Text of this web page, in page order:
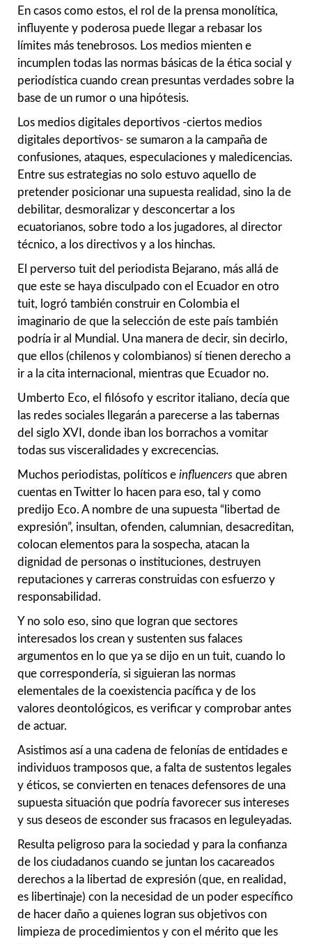
En casos como estos, el rol de la prensa monolítica,
influyente y poderosa puede llegar a rebasar los
límites más tenebrosos. Los medios mienten e
incumplen todas las normas básicas de la ética social y
periodística cuando crean presuntas verdades sobre la
base de un rumor o una hipótesis.
Los medios digitales deportivos -ciertos medios
digitales deportivos- se sumaron a la campaña de
confusiones, ataques, especulaciones y maledicencias.
Entre sus estrategias no solo estuvo aquello de
pretender posicionar una supuesta realidad, sino la de
debilitar, desmoralizar y desconcertar a los
ecuatorianos, sobre todo a los jugadores, al director
técnico, a los directivos y a los hinchas.
El perverso tuit del periodista Bejarano, más allá de
que este se haya disculpado con el Ecuador en otro
tuit, logró también construir en Colombia el
imaginario de que la selección de este país también
podría ir al Mundial. Una manera de decir, sin decirlo,
que ellos (chilenos y colombianos) sí tienen derecho a
ir a la cita internacional, mientras que Ecuador no.
Umberto Eco, el filósofo y escritor italiano, decía que
las redes sociales llegarán a parecerse a las tabernas
del siglo XVI, donde iban los borrachos a vomitar
todas sus visceralidades y excrecencias.
Muchos periodistas, políticos e influencers que abren
cuentas en Twitter lo hacen para eso, tal y como
predijo Eco. A nombre de una supuesta “libertad de
expresión”, insultan, ofenden, calumnian, desacreditan,
colocan elementos para la sospecha, atacan la
dignidad de personas o instituciones, destruyen
reputaciones y carreras construidas con esfuerzo y
responsabilidad.
Y no solo eso, sino que logran que sectores
interesados los crean y sustenten sus falaces
argumentos en lo que ya se dijo en un tuit, cuando lo
que correspondería, si siguieran las normas
elementales de la coexistencia pacífica y de los
valores deontológicos, es verificar y comprobar antes
de actuar.
Asistimos así a una cadena de felonías de entidades e
individuos tramposos que, a falta de sustentos legales
y éticos, se convierten en tenaces defensores de una
supuesta situación que podría favorecer sus intereses
y sus deseos de esconder sus fracasos en leguleyadas.
Resulta peligroso para la sociedad y para la confianza
de los ciudadanos cuando se juntan los cacareados
derechos a la libertad de expresión (que, en realidad,
es libertinaje) con la necesidad de un poder específico
de hacer daño a quienes logran sus objetivos con
limpieza de procedimientos y con el mérito que les